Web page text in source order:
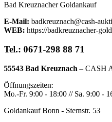
Bad Kreuznacher Goldankauf
E-Mail: badkreuznach@cash-
WEB: https://badkreuznacher-
Tel.: 0671-298 88 71
55543 Bad Kreuznach – CASH
Öffnungszeiten:
Mo.-Fr. 9:00 - 18:00 // Sa. 9:00 -
Goldankauf Bonn - Sternstr. 53